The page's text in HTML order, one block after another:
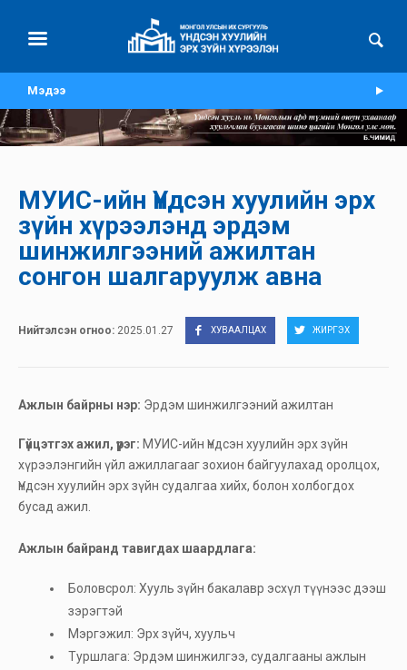
Мэдээ
МУИС-ийн Үндсэн хуулийн эрх
зүйн хүрээлэнд эрдэм
шинжилгээний ажилтан
сонгон шалгаруулж авна
Нийтэлсэн огноо: 2025.01.27 ХУВААЛЦАХ ЖИРГЭХ
Ажлын байрны нэр: Эрдэм шинжилгээний ажилтан
Гүйцэтгэх ажил, үүрэг: МУИС-ийн Үндсэн хуулийн эрх зүйн
хүрээлэнгийн үйл ажиллагааг зохион байгуулахад оролцох,
Үндсэн хуулийн эрх зүйн судалгаа хийх, болон холбогдох
бусад ажил.
Ажлын байранд тавигдах шаардлага:
Боловсрол: Хууль зүйн бакалавр эсхүл түүнээс дээш
зэрэгтэй
Мэргэжил: Эрх зүйч, хуульч
Туршлага: Эрдэм шинжилгээ, судалгааны ажлын